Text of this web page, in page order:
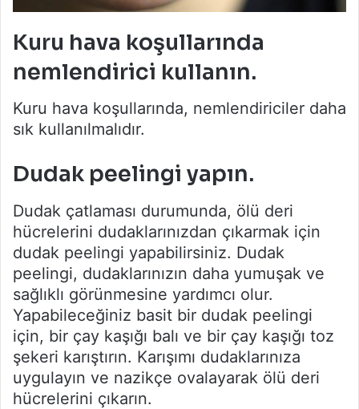
Kuru hava koşullarında
nemlendirici kullanın.
Kuru hava koşullarında, nemlendiriciler daha
sık kullanılmalıdır.
Dudak peelingi yapın.
Dudak çatlaması durumunda, ölü deri
hücrelerini dudaklarınızdan çıkarmak için
dudak peelingi yapabilirsiniz. Dudak
peelingi, dudaklarınızın daha yumuşak ve
sağlıklı görünmesine yardımcı olur.
Yapabileceğiniz basit bir dudak peelingi
için, bir çay kaşığı balı ve bir çay kaşığı toz
şekeri karıştırın. Karışımı dudaklarınıza
uygulayın ve nazikçe ovalayarak ölü deri
hücrelerini çıkarın.